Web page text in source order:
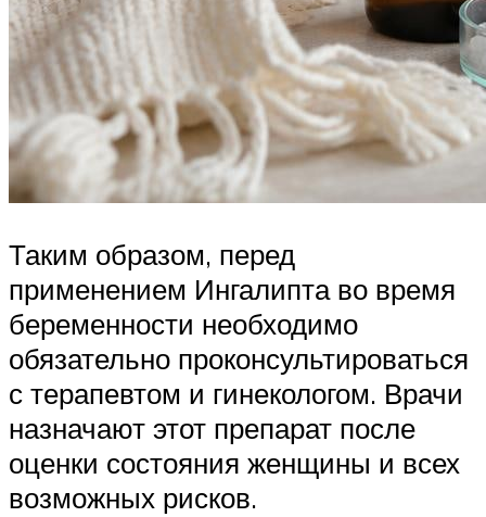
Таким образом, перед
применением Ингалипта во время
беременности необходимо
обязательно проконсультироваться
с терапевтом и гинекологом. Врачи
назначают этот препарат после
оценки состояния женщины и всех
возможных рисков.